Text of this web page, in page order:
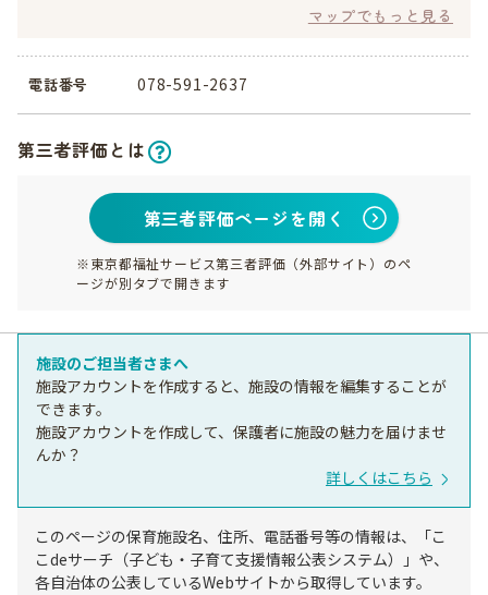
マップでもっと見る
電話番号 078-591-2637
第三者評価とは
第三者評価ページを開く
※東京都福祉サービス第三者評価（外部サイト）のペ
ージが別タブで開きます
施設のご担当者さまへ
施設アカウントを作成すると、施設の情報を編集することが
できます。
施設アカウントを作成して、保護者に施設の魅力を届けませ
んか？
詳しくはこちら
このページの保育施設名、住所、電話番号等の情報は、「こ
こdeサーチ（子ども・子育て支援情報公表システム）」や、
各自治体の公表しているWebサイトから取得しています。